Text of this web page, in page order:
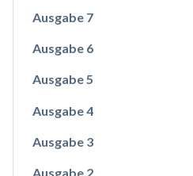
Ausgabe 7
Ausgabe 6
Ausgabe 5
Ausgabe 4
Ausgabe 3
Ausgabe 2